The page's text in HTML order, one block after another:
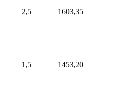
2,5 1603,35
1,5 1453,20